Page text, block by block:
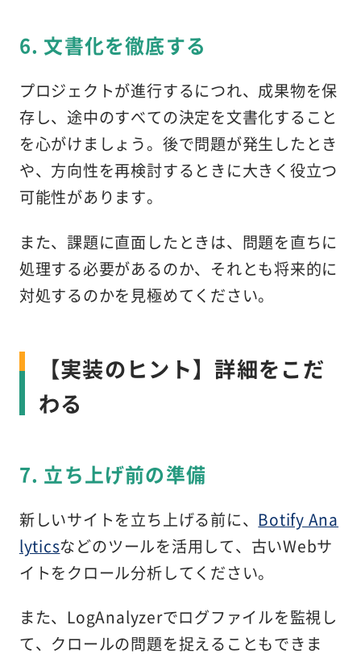
6. 文書化を徹底する
プロジェクトが進行するにつれ、成果物を保
存し、途中のすべての決定を文書化すること
を心がけましょう。後で問題が発生したとき
や、方向性を再検討するときに大きく役立つ
可能性があります。
また、課題に直面したときは、問題を直ちに
処理する必要があるのか、それとも将来的に
対処するのかを見極めてください。
【実装のヒント】詳細をこだ
わる
7. 立ち上げ前の準備
新しいサイトを立ち上げる前に、 Botify Ana
lyticsなどのツールを活用して、古いWebサ
イトをクロール分析してください。
また、LogAnalyzerでログファイルを監視し
て、クロールの問題を捉えることもできま